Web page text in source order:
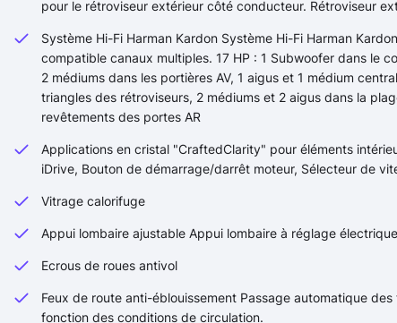
pour le rétroviseur extérieur côté conducteur. Rétroviseur
Système Hi-Fi Harman Kardon Système Hi-Fi Harman
compatible canaux multiples. 17 HP : 1 Subwoofer dans le
2 médiums dans les portières AV, 1 aigus et 1 médium
triangles des rétroviseurs, 2 médiums et 2 aigus dans la
revêtements des portes AR
Applications en cristal "CraftedClarity" pour éléments
iDrive, Bouton de démarrage/darrêt moteur, Sélecteur de
Vitrage calorifuge
Appui lombaire ajustable Appui lombaire à réglage électrique
Ecrous de roues antivol
Feux de route anti-éblouissement Passage automatique
fonction des conditions de circulation.